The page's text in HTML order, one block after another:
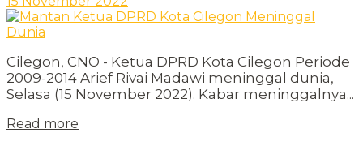
Cilegon, CNO - Ketua DPRD Kota Cilegon Periode
2009-2014 Arief Rivai Madawi meninggal dunia,
Selasa (15 November 2022). Kabar meninggalnya...
Read more